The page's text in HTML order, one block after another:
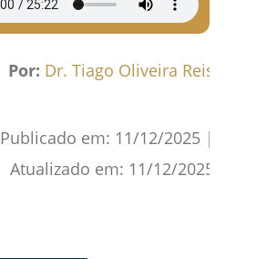
Por: Dr. Tiago Oliveira Reis
Publicado em: 11/12/2025 |
Atualizado em: 11/12/2025